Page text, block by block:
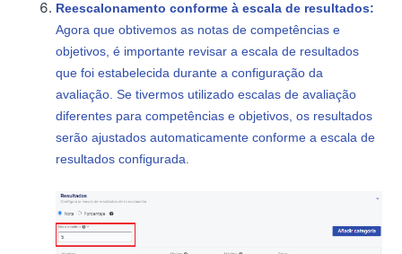
Reescalonamento conforme à escala de resultados:
Agora que obtivemos as notas de competências e
objetivos, é importante revisar a escala de resultados
que foi estabelecida durante a configuração da
avaliação. Se tivermos utilizado escalas de avaliação
diferentes para competências e objetivos, os resultados
serão ajustados automaticamente conforme a escala de
resultados configurada.